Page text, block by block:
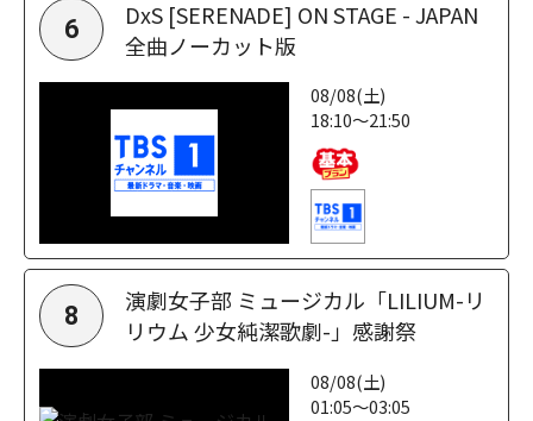
6
DxS [SERENADE] ON STAGE - JAPAN
全曲ノーカット版
08/08(土)
18:10～21:50
8
演劇女子部 ミュージカル「LILIUM-リ
リウム 少女純潔歌劇-」感謝祭
08/08(土)
01:05～03:05